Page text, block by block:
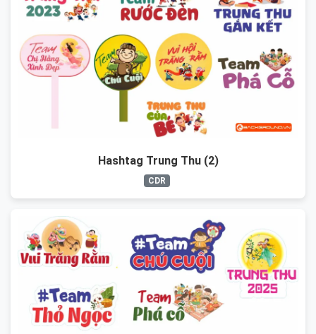
Hashtag Trung Thu (2)
CDR